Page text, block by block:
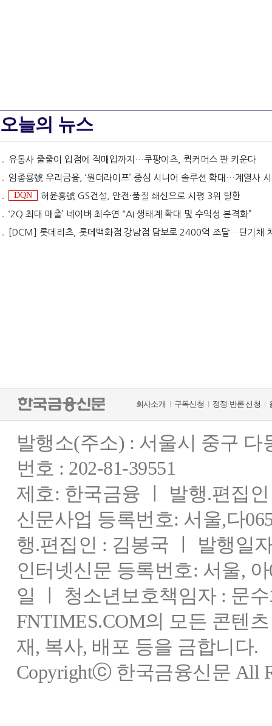
오늘의 뉴스
유통사 줄줄이 입점에 직매입까지…쿠팡이츠, 퀵커머스 판 키운다
임종룡號 우리금융, ‘원더라이프’ 중심 시니어 솔루션 확대…계열사 시너지 '관건' [금융 시니어 비즈니
DQN
허윤홍號 GS건설, 안전·품질 쇄신으로 시평 3위 탈환
‘2Q 최대 매출’ 네이버 최수연 “AI 생태계 확대 및 수익성 본격화”
[DCM] 롯데리츠, 롯데백화점 강남점 담보로 2400억 조달…단기채
회사소개 구독신청 정정·반론 신청
발행소(주소) : 서울시 중구
번호 : 202-81-39551
제호: 한국금융 ㅣ 발행.편집
신문사업 등록번호: 서울,다
행.편집인 : 김봉국 ㅣ 발행일
인터넷신문 등록번호: 서울,
일 ㅣ 청소년보호책임자 : 문
FNTIMES.COM의 모든 콘텐
재, 복사, 배포 등을 금합니다.
Copyrightⓒ 한국금융신문 All